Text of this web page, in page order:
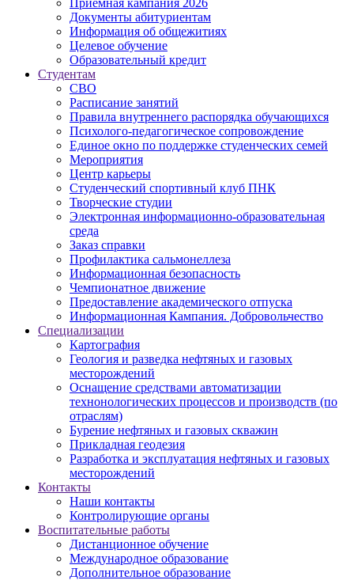
Дoкументы абитуриентам
Информация об общежитиях
Целевое обучение
Образовательный кредит
Студентам
СВО
Расписание занятий
Правила внутреннего распорядка обучающихся
Психолого-педагогическое сопровождение
Единое окно по поддержке студенческих семей
Мероприятия
Центр карьеры
Студенческий спортивный клуб ПНК
Творческие студии
Электронная информационно-образовательная
среда
Заказ справки
Профилактика сальмонеллеза
Информационная безопасность
Чемпионатное движение
Предоставление академического отпуска
Информационная Кампания. Добровольчество
Специализации
Картография
Геология и разведка нефтяных и газовых
месторождений
Оснащение средствами автоматизации
технонологических процессов и производств (по
отраслям)
Бурение нефтяных и газовых скважин
Прикладная геодезия
Разработка и эксплуатация нефтяных и газовых
месторождений
Контакты
Наши контакты
Контролирующие органы
Воспитательные работы
Дистанционное обучение
Международное образование
Дополнительное образование